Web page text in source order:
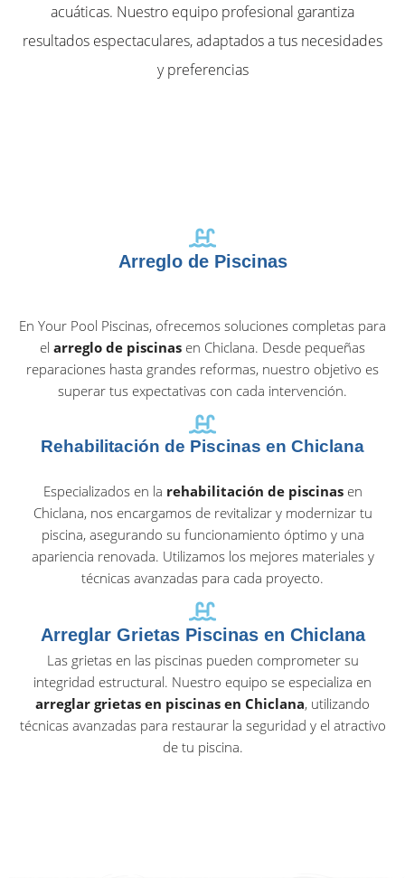
acuáticas. Nuestro equipo profesional garantiza
resultados espectaculares, adaptados a tus necesidades
y preferencias
Arreglo de Piscinas
En Your Pool Piscinas, ofrecemos soluciones completas para
el arreglo de piscinas en Chiclana. Desde pequeñas
reparaciones hasta grandes reformas, nuestro objetivo es
superar tus expectativas con cada intervención.
Rehabilitación de Piscinas en Chiclana
Especializados en la rehabilitación de piscinasen
Chiclana, nos encargamos de revitalizar y modernizar tu
piscina, asegurando su funcionamiento óptimo y una
apariencia renovada. Utilizamos los mejores materiales y
técnicas avanzadas para cada proyecto.
Arreglar Grietas Piscinas en Chiclana
Las grietas en las piscinas pueden comprometer su
integridad estructural. Nuestro equipo se especializa en
arreglar grietas en piscinas en Chiclana, utilizando
técnicas avanzadas para restaurar la seguridad y el atractivo
de tu piscina.